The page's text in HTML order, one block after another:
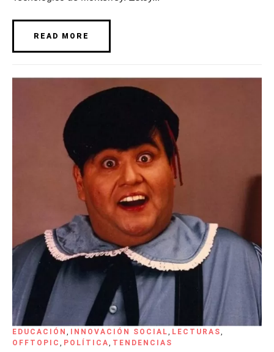
READ MORE
EDUCACIÓN , INNOVACIÓN SOCIAL, LECTURAS,
OFFTOPIC , POLÍTICA, TENDENCIAS